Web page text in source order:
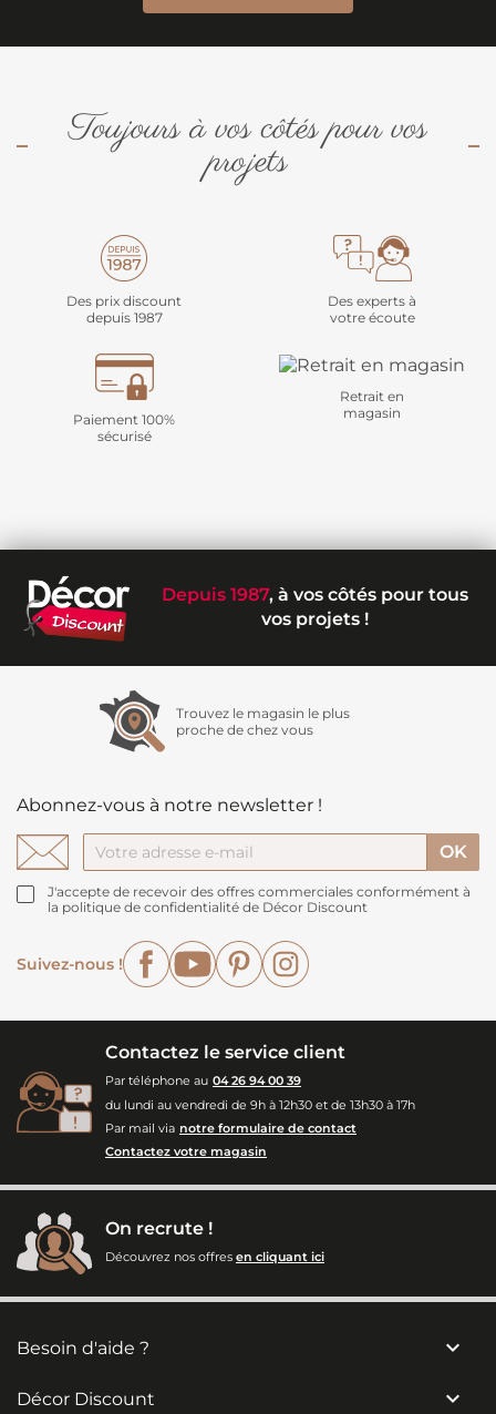
Toujours à vos côtés pour vos
projets
Des prix discount
depuis 1987
Des experts à
votre écoute
Paiement 100%
sécurisé
Retrait en
magasin
Depuis 1987, à vos côtés pour tous
vos projets !
Trouvez le magasin le plus
proche de chez vous
Abonnez-vous à notre newsletter !
J'accepte de recevoir des offres commerciales conformément à
la politique de confidentialité de Décor Discount
Suivez-nous !
FacebookYouTubePinterest
Contactez le service client
Par téléphone au 04 26 94 00 39
du lundi au vendredi de 9h à 12h30 et de 13h30 à 17h
Par mail via notre formulaire de contact
Contactez votre magasin
On recrute !
Découvrez nos offres en cliquant ici
Besoin d'aide ? 
Décor Discount 